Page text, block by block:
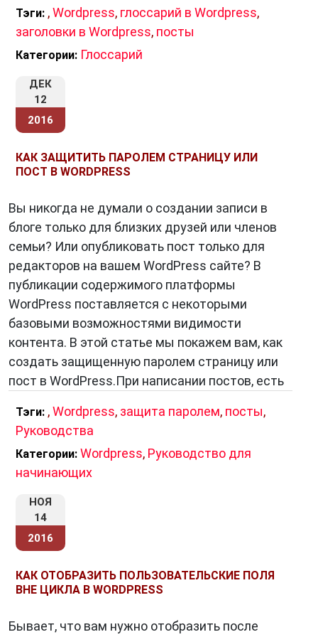
Тэги: ,Wordpress, глоссарий в Wordpress,
заголовки в Wordpress, посты
Категории: Глоссарий
ДЕК
12
2016
КАК ЗАЩИТИТЬ ПАРОЛЕМ СТРАНИЦУ ИЛИ
ПОСТ В WORDPRESS
Вы никогда не думали о создании записи в
блоге только для близких друзей или членов
семьи? Или опубликовать пост только для
редакторов на вашем WordPress сайте? В
публикации содержимого платформы
WordPress поставляется с некоторыми
базовыми возможностями видимости
контента. В этой статье мы покажем вам, как
создать защищенную паролем страницу или
пост в WordPress.При написании постов, есть
Тэги: ,Wordpress, защита паролем, посты,
Руководства
Категории: Wordpress, Руководство для
начинающих
НОЯ
14
2016
КАК ОТОБРАЗИТЬ ПОЛЬЗОВАТЕЛЬСКИЕ ПОЛЯ
ВНЕ ЦИКЛА В WORDPRESS
Бывает, что вам нужно отобразить после